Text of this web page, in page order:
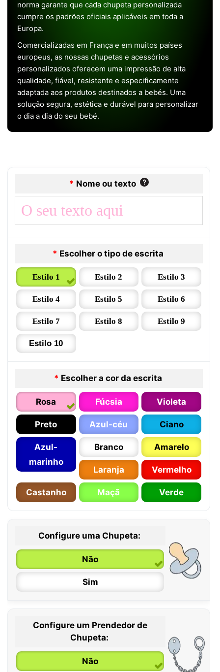
norma garante que cada chupeta personalizada
cumpre os padrões oficiais aplicáveis em toda a
Europa.
Comercializadas em França e em muitos países
europeus, as nossas chupetas e acessórios
personalizados oferecem uma impressão de alta
qualidade, fiável, resistente e especificamente
adaptada aos produtos destinados a bebés. Uma
solução segura, estética e durável para personalizar
o dia a dia do seu bebé.
* Nome ou texto
* Escolher o tipo de escrita
Estilo 1 Estilo 2 Estilo 3
Estilo 4 Estilo 5 Estilo 6
Estilo 7 Estilo 8 Estilo 9
Estilo 10
* Escolher a cor da escrita
Rosa Fúcsia Violeta
Preto Azul-céu Ciano
Azul-
marinho
Branco Amarelo
Laranja Vermelho
Castanho Maçã Verde
Configure uma Chupeta:
Não
Sim
0 / 6 meses
6 / 36 meses
Configure um Prendedor de
Chupeta:
Não